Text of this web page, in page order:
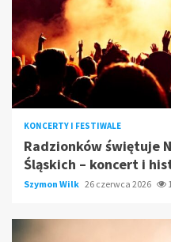
KONCERTY I FESTIWALE
Radzionków świętuje
Śląskich – koncert i
Szymon Wilk 26 czerwca 2026